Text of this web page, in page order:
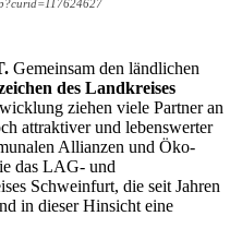
Gemeinsam den ländlichen
des Landkreises
ziehen viele Partner an
attraktiver und lebenswerter
Allianzen und Öko-
das LAG- und
Schweinfurt, die seit Jahren
in dieser Hinsicht eine